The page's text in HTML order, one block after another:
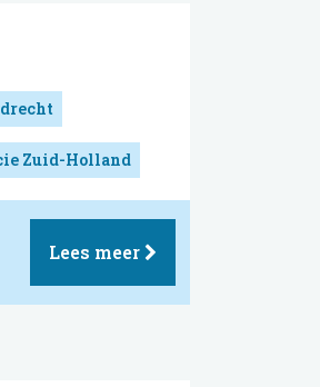
Zuid-Holland
Lees meer